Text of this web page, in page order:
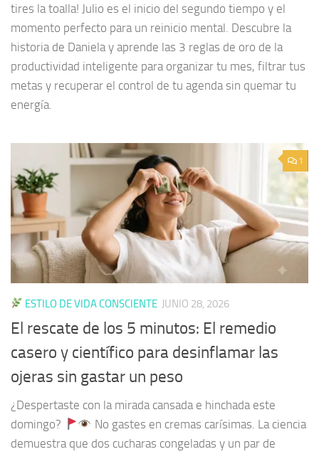
tires la toalla! Julio es el inicio del segundo tiempo y el
momento perfecto para un reinicio mental. Descubre la
historia de Daniela y aprende las 3 reglas de oro de la
productividad inteligente para organizar tu mes, filtrar tus
metas y recuperar el control de tu agenda sin quemar tu
energía.
1
ESTILO DE VIDA CONSCIENTE JUNIO 28, 2026
El rescate de los 5 minutos: El remedio
casero y científico para desinflamar las
ojeras sin gastar un peso
¿Despertaste con la mirada cansada e hinchada este
domingo?
No gastes en cremas carísimas. La ciencia
demuestra que dos cucharas congeladas y un par de